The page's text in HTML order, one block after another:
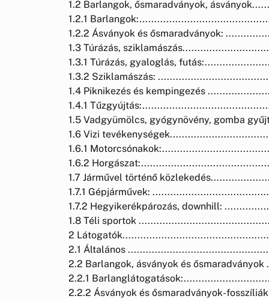
1.2 Barlangok, ősmaradványok,
1.2.1
1.2.2 Ásványok és ősmaradványok:
1.3 Túrázás,
1.3.1 Túrázás, gyaloglás,
1.3.2 Sziklamászás:
1.4 Piknikezés és kempingezés
1.4.1
1.5 Vadgyümölcs, gyógynövény, gomba
1.6 Vizi
1.6.1
1.6.2
1.7 Járművel történő
1.7.1 Gépjárművek:
1.7.2 Hegyikerékpározás, downhill:
1.8 Téli sportok
2
2.1 Általános
2.2 Barlangok, ásványok és
2.2.1
2.2.2 Ásványok és ősmaradványok-